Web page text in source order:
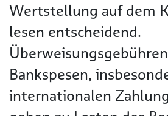
Wertstellung auf dem
lesen entscheidend.
Bankspesen,
internationalen